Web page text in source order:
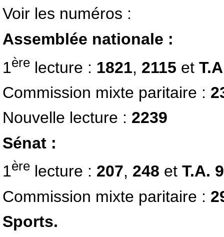
Voir les numéros :
Assemblée nationale :
1ère lecture : 1821, 2115 et
Commission mixte paritaire :
Nouvelle lecture : 2239
Sénat :
1ère lecture : 207, 248 et T.A.
Commission mixte paritaire :
Sports.